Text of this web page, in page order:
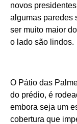
novos
algumas paredes
ser muito maior
o lado são lindos.
O Pátio das
do prédio, é
embora seja um
cobertura que